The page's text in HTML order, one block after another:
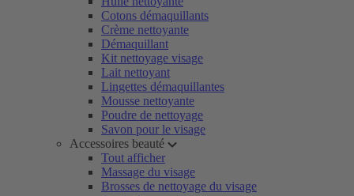
Cotons démaquillants
Crème nettoyante
Démaquillant
Kit nettoyage visage
Lait nettoyant
Lingettes démaquillantes
Mousse nettoyante
Poudre de nettoyage
Savon pour le visage
Accessoires beauté
Tout afficher
Massage du visage
Brosses de nettoyage du visage